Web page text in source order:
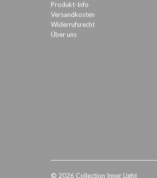
Produkt-Info
Versandkosten
Widerrufsrecht
Über uns
© 2026 Collection Inner Light